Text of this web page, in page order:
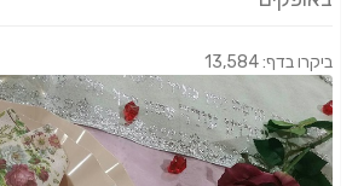
ביקרו בדף: 13,584